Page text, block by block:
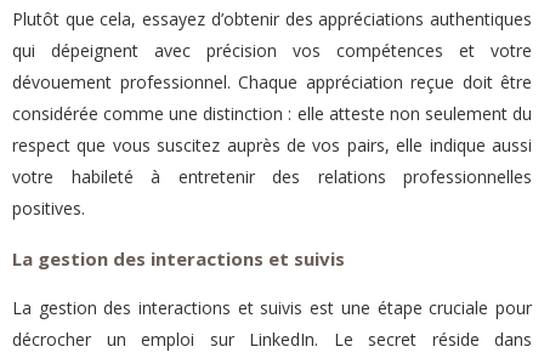
Plutôt que cela, essayez d’obtenir des appréciations authentiques
qui dépeignent avec précision vos compétences et votre
dévouement professionnel. Chaque appréciation reçue doit être
considérée comme une distinction : elle atteste non seulement du
respect que vous suscitez auprès de vos pairs, elle indique aussi
votre habileté à entretenir des relations professionnelles
positives.
La gestion des interactions et suivis
La gestion des interactions et suivis est une étape cruciale pour
décrocher un emploi sur LinkedIn. Le secret réside dans